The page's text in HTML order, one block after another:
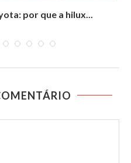
por que a hilux...